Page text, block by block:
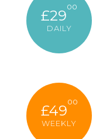
£29
00
DAILY
£49
00
WEEKLY